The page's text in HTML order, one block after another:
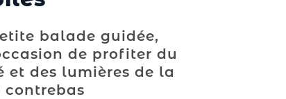
balade guidée,
de profiter du
et des lumières de la
contrebas